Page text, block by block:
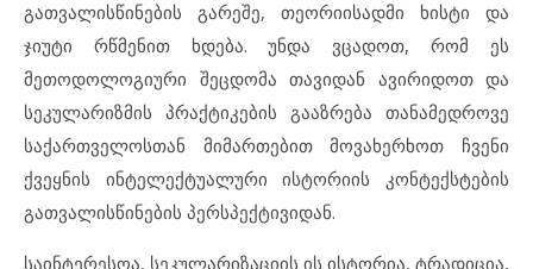
გათვალისწინების გარეშე, თეორიისადმი ხისტი და
ჯიუტი რწმენით ხდება. უნდა ვცადოთ, რომ ეს
მეთოდოლოგიური შეცდომა თავიდან ავირიდოთ და
სეკულარიზმის პრაქტიკების გააზრება თანამედროვე
საქართველოსთან მიმართებით მოვახერხოთ ჩვენი
ქვეყნის ინტელექტუალური ისტორიის კონტექსტების
გათვალისწინების პერსპექტივიდან.
საინტერესოა, სეკულარიზაციის ის ისტორია, ტრადიცია,